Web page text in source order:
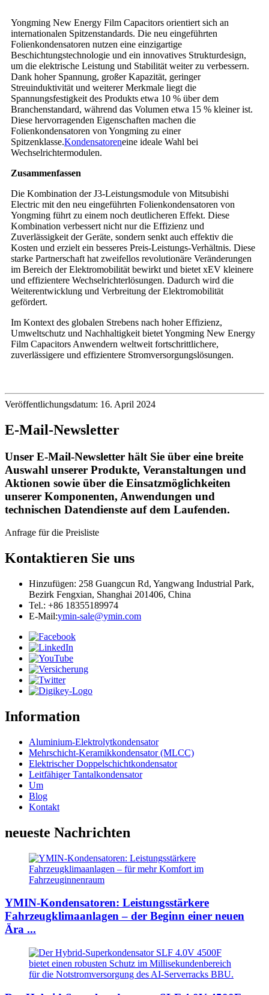
Yongming New Energy Film Capacitors orientiert sich an
internationalen Spitzenstandards. Die neu eingeführten
Folienkondensatoren nutzen eine einzigartige
Beschichtungstechnologie und ein innovatives Strukturdesign,
um die elektrische Leistung und Stabilität weiter zu verbessern.
Dank hoher Spannung, großer Kapazität, geringer
Streuinduktivität und weiterer Merkmale liegt die
Spannungsfestigkeit des Produkts etwa 10 % über dem
Branchenstandard, während das Volumen etwa 15 % kleiner ist.
Diese hervorragenden Eigenschaften machen die
Folienkondensatoren von Yongming zu einer
Spitzenklasse.Kondensatoreneine ideale Wahl bei
Wechselrichtermodulen.
Zusammenfassen
Die Kombination der J3-Leistungsmodule von Mitsubishi
Electric mit den neu eingeführten Folienkondensatoren von
Yongming führt zu einem noch deutlicheren Effekt. Diese
Kombination verbessert nicht nur die Effizienz und
Zuverlässigkeit der Geräte, sondern senkt auch effektiv die
Kosten und erzielt ein besseres Preis-Leistungs-Verhältnis. Diese
starke Partnerschaft hat zweifellos revolutionäre Veränderungen
im Bereich der Elektromobilität bewirkt und bietet xEV kleinere
und effizientere Wechselrichterlösungen. Dadurch wird die
Weiterentwicklung und Verbreitung der Elektromobilität
gefördert.
Im Kontext des globalen Strebens nach hoher Effizienz,
Umweltschutz und Nachhaltigkeit bietet Yongming New Energy
Film Capacitors Anwendern weltweit fortschrittlichere,
zuverlässigere und effizientere Stromversorgungslösungen.
Veröffentlichungsdatum: 16. April 2024
E-Mail-Newsletter
Unser E-Mail-Newsletter hält Sie über eine breite
Auswahl unserer Produkte, Veranstaltungen und
Aktionen sowie über die Einsatzmöglichkeiten
unserer Komponenten, Anwendungen und
technischen Datendienste auf dem Laufenden.
Anfrage für die Preisliste
Kontaktieren Sie uns
Hinzufügen: 258 Guangcun Rd, Yangwang Industrial Park,
Bezirk Fengxian, Shanghai 201406, China
Tel.: +86 18355189974
E-Mail:ymin-sale@ymin.com
Information
Aluminium-Elektrolytkondensator
Mehrschicht-Keramikkondensator (MLCC)
Elektrischer Doppelschichtkondensator
Leitfähiger Tantalkondensator
Um
Blog
Kontakt
neueste Nachrichten
YMIN-Kondensatoren: Leistungsstärkere
Fahrzeugklimaanlagen – der Beginn einer neuen
Ära ...